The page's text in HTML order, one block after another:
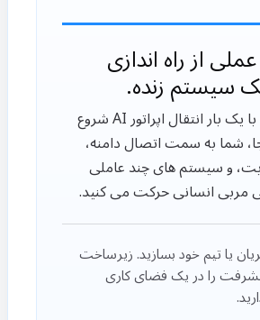
از راه اندازی
یک سیستم زنده.
دنباله افتتاحیه با یک بار انتقال اپراتور AI شروع
شما به سمت اتصال دامنه،
و سیستم های چند عاملی
مربی انسانی حرکت می کنید.
یا تیم خود بسازید. زیرساخت
را در یک فضای کاری